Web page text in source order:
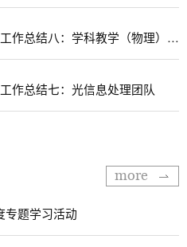
2024年WilliamHill中文科研团队工作总结八：学科教学（物理）导师团队
作总结七：光信息处理团队
more
专题学习活动